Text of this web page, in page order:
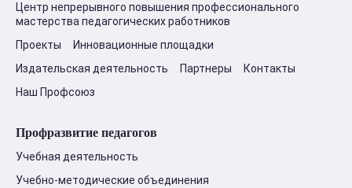
Центр непрерывного повышения профессионального
мастерства педагогических работников
Проекты
Инновационные площадки
Издательская деятельность
Партнеры
Контакты
Наш Профсоюз
Профразвитие педагогов
Учебная деятельность
Учебно-методические объединения